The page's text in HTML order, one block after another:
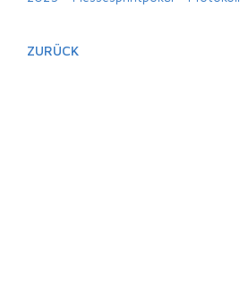
ZURÜCK